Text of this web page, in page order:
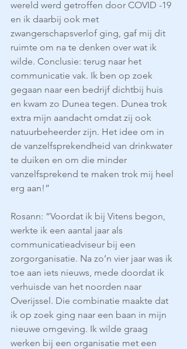
wereld werd getroffen door COVID -19
en ik daarbij ook met
zwangerschapsverlof ging, gaf mij dit
ruimte om na te denken over wat ik
wilde. Conclusie: terug naar het
communicatie vak. Ik ben op zoek
gegaan naar een bedrijf dichtbij huis
en kwam zo Dunea tegen. Dunea trok
extra mijn aandacht omdat zij ook
natuurbeheerder zijn. Het idee om in
de vanzelfsprekendheid van drinkwater
te duiken en om die minder
vanzelfsprekend te maken trok mij heel
erg aan!”
Rosann: “Voordat ik bij Vitens begon,
werkte ik een aantal jaar als
communicatieadviseur bij een
zorgorganisatie. Na zo’n vier jaar was ik
toe aan iets nieuws, mede doordat ik
verhuisde van het noorden naar
Overijssel. Die combinatie maakte dat
ik op zoek ging naar een baan in mijn
nieuwe omgeving. Ik wilde graag
werken bij een organisatie met een